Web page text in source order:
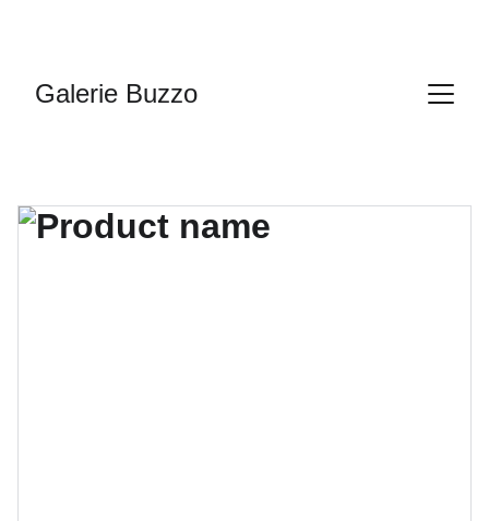
Galerie Buzzo